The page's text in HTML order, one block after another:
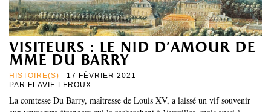
visiteurs : le nid d’amour de
mme du barry
HISTOIRE(S) - 17 FÉVRIER 2021
PAR FLAVIE LEROUX
La comtesse Du Barry, maîtresse de Louis XV, a laissé un vif souvenir